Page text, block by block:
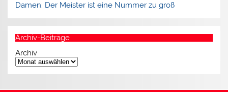
Damen: Der Meister ist eine Nummer zu groß
Archiv-Beiträge
Archiv